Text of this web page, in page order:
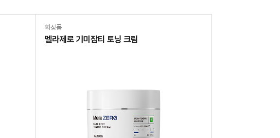
화장품
멜라제로 기미잡티 토닝 크림